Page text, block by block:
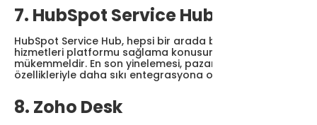
7. HubSpot Service Hub
HubSpot Service Hub, hepsi bir arada bir müşteri
hizmetleri platformu sağlama konusunda
mükemmeldir. En son yinelemesi, pazarlama ve satış
özellikleriyle daha sıkı entegrasyona odaklanıyor.
8. Zoho Desk